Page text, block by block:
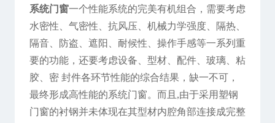
系统门窗一个性能系统的完美有机组合，需要考虑
水密性、气密性、抗风压、机械力学强度、隔热、
隔音、防盗、遮阳、耐候性、操作手感等一系列重
要的功能，还要考虑设备、型材、配件、玻璃、粘
胶、密 封件各环节性能的综合结果，缺一不可，
最终形成高性能的系统门窗。而且,由于采用塑钢
门窗的衬钢并未体现在其型材内腔角部连接成完整